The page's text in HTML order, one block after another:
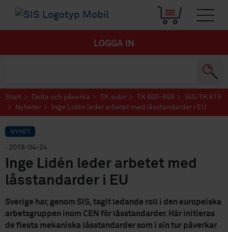
LOGGA IN
Start Delta och påverka TK sidor TK 600-699
SIS/TK 615
Nyheter
Inge Lidén leder arbetet med låsstandarder i EU
NYHET
· 2018-04-24
Inge Lidén leder arbetet med
låsstandarder i EU
Sverige har, genom SIS, tagit ledande roll i den europeiska
arbetsgruppen inom CEN för låsstandarder. Här initieras
de flesta mekaniska låsstandarder som i sin tur påverkar